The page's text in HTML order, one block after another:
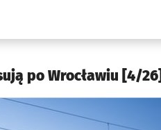
po Wrocławiu [4/26]